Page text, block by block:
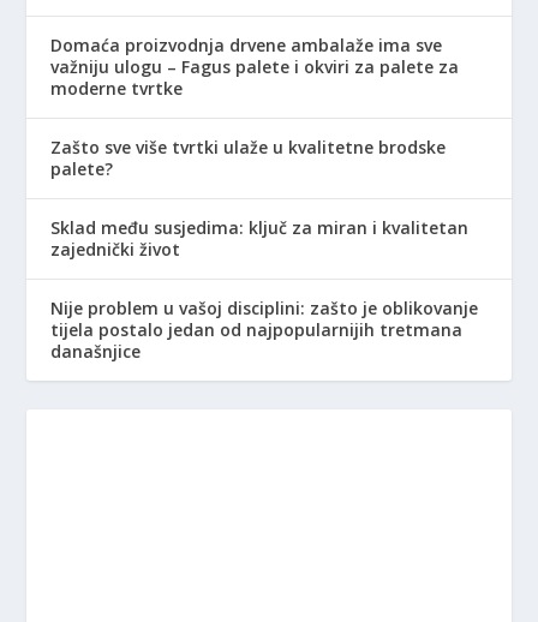
Domaća proizvodnja drvene ambalaže ima sve
važniju ulogu – Fagus palete i okviri za palete za
moderne tvrtke
Zašto sve više tvrtki ulaže u kvalitetne brodske
palete?
Sklad među susjedima: ključ za miran i kvalitetan
zajednički život
Nije problem u vašoj disciplini: zašto je oblikovanje
tijela postalo jedan od najpopularnijih tretmana
današnjice